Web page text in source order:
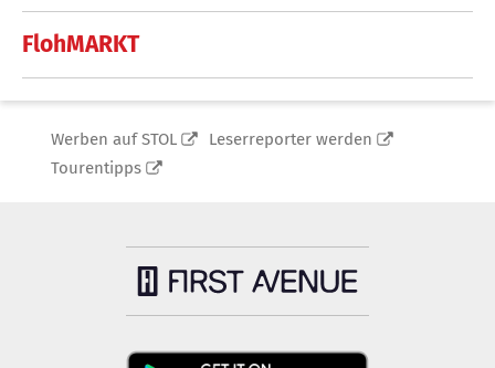
FlohMARKT
Werben auf STOL
Leserreporter werden
Tourentipps